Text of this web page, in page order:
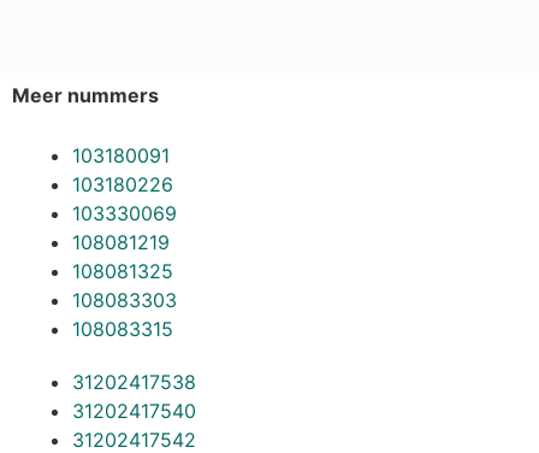
Meer nummers
103180091
103180226
103330069
108081219
108081325
108083303
108083315
31202417538
31202417540
31202417542